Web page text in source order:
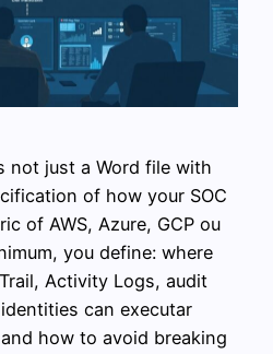
not just a Word file with
of how your SOC
of AWS, Azure, GCP ou
you define: where
Activity Logs, audit
can executar
how to avoid breaking